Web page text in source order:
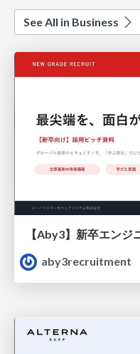
See All in Business
【Aby3】新卒エン
aby3recruitment